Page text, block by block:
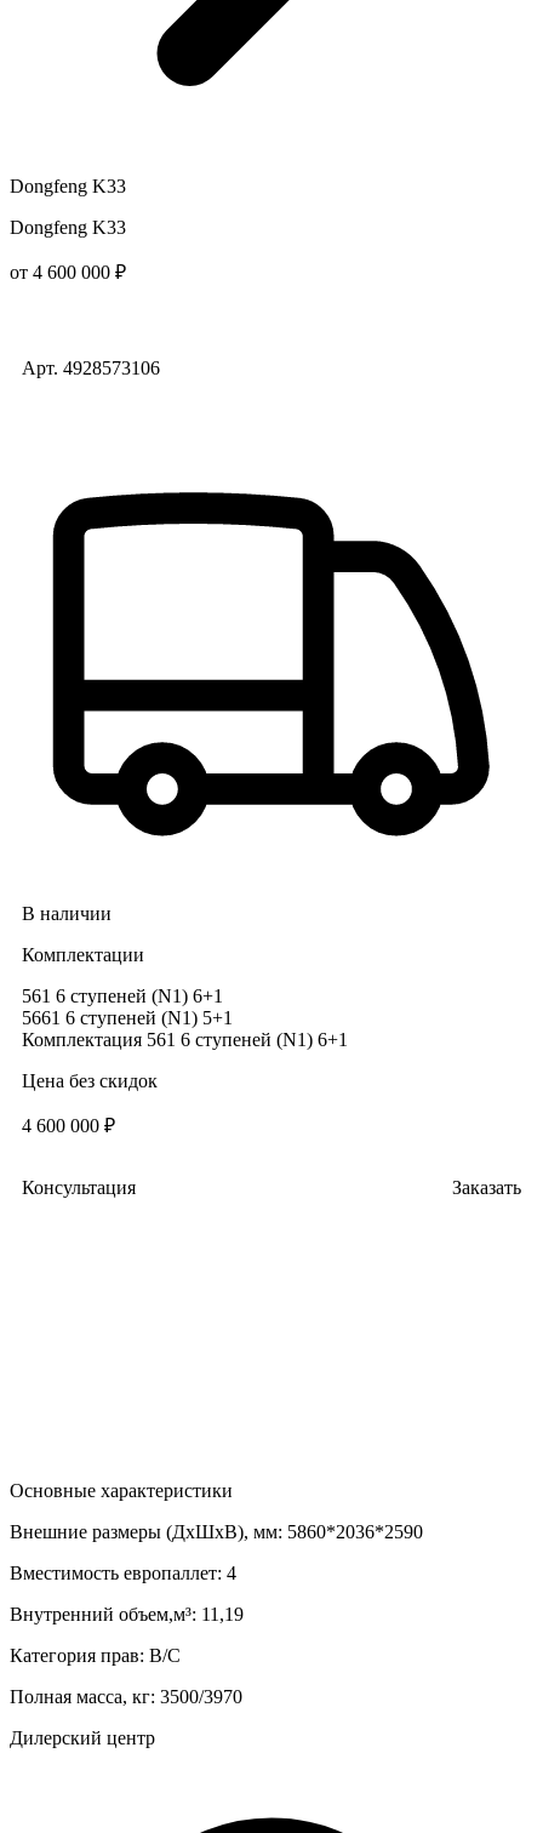
Dongfeng K33
Dongfeng K33
от 4 600 000 ₽
Арт. 4928573106
В наличии
Комплектации
561 6 ступеней (N1) 6+1
5661 6 ступеней (N1) 5+1
Комплектация 561 6 ступеней (N1) 6+1
Цена без скидок
4 600 000 ₽
Консультация Заказать
Основные характеристики
Внешние размеры (ДхШхВ), мм: 5860*2036*2590
Вместимость европаллет: 4
Внутренний объем,м³: 11,19
Категория прав: В/С
Полная масса, кг: 3500/3970
Дилерский центр